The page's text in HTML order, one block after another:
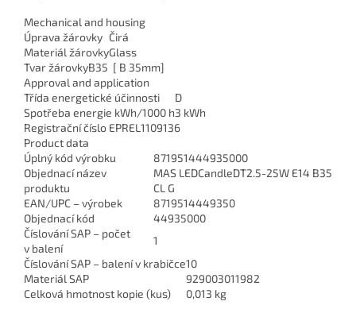
Mechanical and housing
Úprava žárovky Čirá
Materiál žárovkyGlass
Tvar žárovkyB35 [ B 35mm]
Approval and application
Třída energetické účinnosti
D
Spotřeba energie kWh/1000 h3 kWh
Registrační číslo EPREL 1109136
Product data
Úplný kód výrobku
871951444935000
Objednací název
produktu
MAS LEDCandleDT2.5-25W E14 B35
CL G
EAN/UPC – výrobek
8719514449350
Objednací kód
44935000
Číslování SAP – počet
v balení
1
Číslování SAP – balení v krabičce10
Materiál SAP
929003011982
Celková hmotnost kopie (kus)
0,013 kg